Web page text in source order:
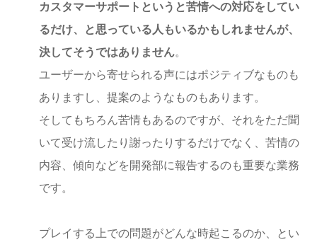
カスタマーサポートというと苦情への対応をしてい
るだけ、と思っている人もいるかもしれませんが、
決してそうではありません。
ユーザーから寄せられる声にはポジティブなものも
ありますし、提案のようなものもあります。
そしてもちろん苦情もあるのですが、それをただ聞
いて受け流したり謝ったりするだけでなく、苦情の
内容、傾向などを開発部に報告するのも重要な業務
です。
プレイする上での問題がどんな時起こるのか、とい